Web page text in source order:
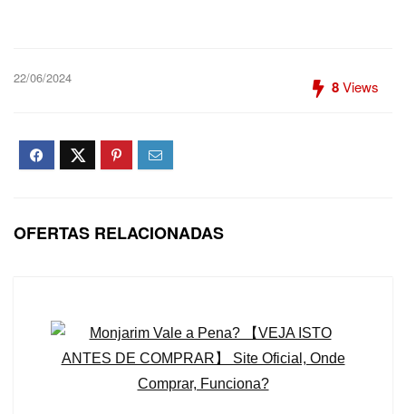
22/06/2024 8Views
OFERTAS RELACIONADAS